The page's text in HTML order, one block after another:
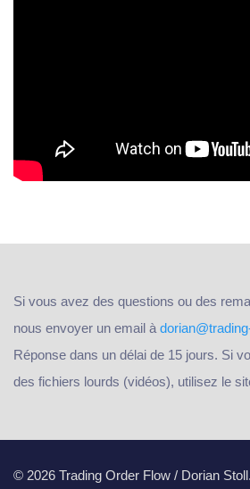
Si vous avez des questions ou des
nous envoyer un email à
Réponse dans un délai de 15 jours. Si
des fichiers lourds (vidéos), utilisez le
© 2026 Trading Order Flow / Dorian